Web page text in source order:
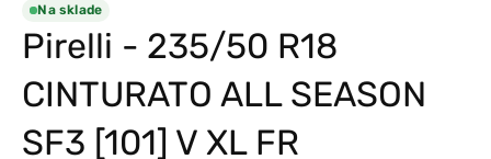
Na sklade
Pirelli - 235/50 R18
CINTURATO ALL SEASON
SF3 [101] V XL FR